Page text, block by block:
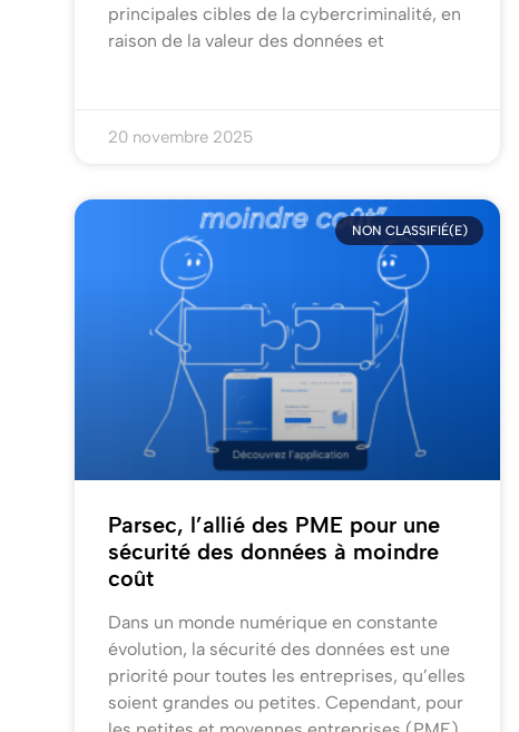
principales cibles de la cybercriminalité, en
raison de la valeur des données et
20 novembre 2025
NON CLASSIFIÉ(E)
Parsec, l’allié des PME pour une
sécurité des données à moindre
coût
Dans un monde numérique en constante
évolution, la sécurité des données est une
priorité pour toutes les entreprises, qu’elles
soient grandes ou petites. Cependant, pour